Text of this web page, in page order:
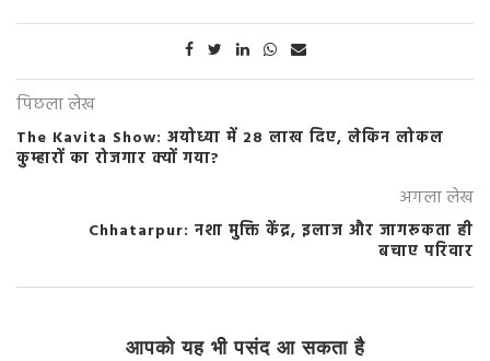
पिछला लेख
The Kavita Show: अयोध्या में 28 लाख दिए, लेकिन लोकल
कुम्हारों का रोजगार क्यों गया?
अगला लेख
Chhatarpur: नशा मुक्ति केंद्र, इलाज और जागरूकता ही
बचाए परिवार
आपको यह भी पसंद आ सकता है